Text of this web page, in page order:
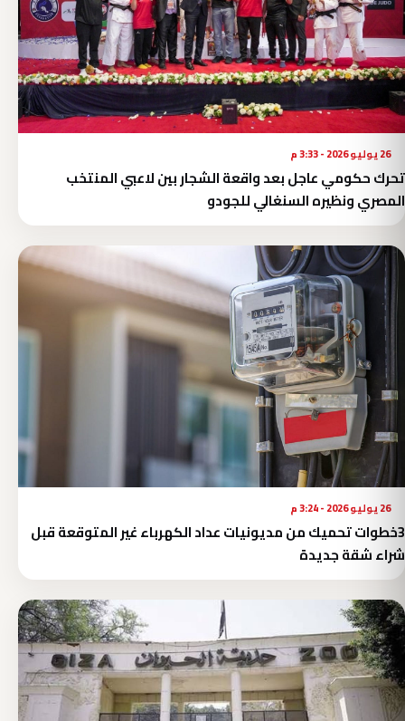
26 يوليو 2026 - 3:33 م
تحرك حكومي عاجل بعد واقعة الشجار بين لاعبي المنتخب
المصري ونظيره السنغالي للجودو
26 يوليو 2026 - 3:24 م
3خطوات تحميك من مديونيات عداد الكهرباء غير المتوقعة قبل
شراء شقة جديدة